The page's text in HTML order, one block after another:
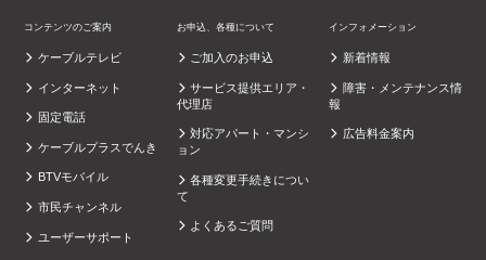
コンテンツのご案内
ケーブルテレビ
インターネット
固定電話
ケーブルプラスでんき
BTVモバイル
市民チャンネル
ユーザーサポート
お申込、各種について
ご加入のお申込
サービス提供エリア・
代理店
対応アパート・マンシ
ョン
各種変更手続きについ
て
よくあるご質問
インフォメーション
新着情報
障害・メンテナンス情
報
広告料金案内